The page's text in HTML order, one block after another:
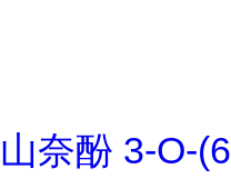
山奈酚 3-O-